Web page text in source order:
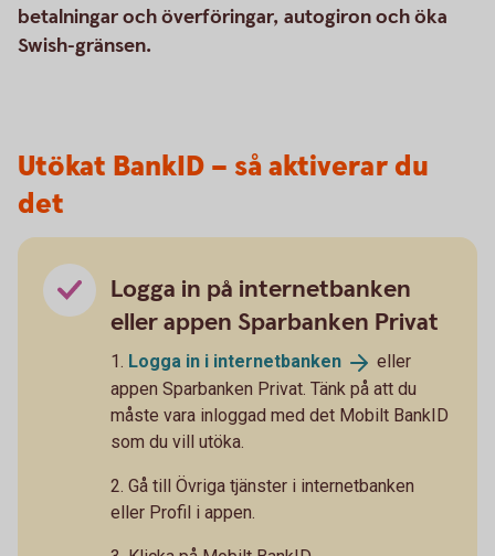
betalningar och överföringar, autogiron och öka
Swish-gränsen.
Utökat BankID – så aktiverar du
det
Logga in på internetbanken
eller appen Sparbanken Privat
1. Logga in i internetbanken
eller
appen Sparbanken Privat. Tänk på att du
måste vara inloggad med det Mobilt BankID
som du vill utöka.
2. Gå till Övriga tjänster i internetbanken
eller Profil i appen.